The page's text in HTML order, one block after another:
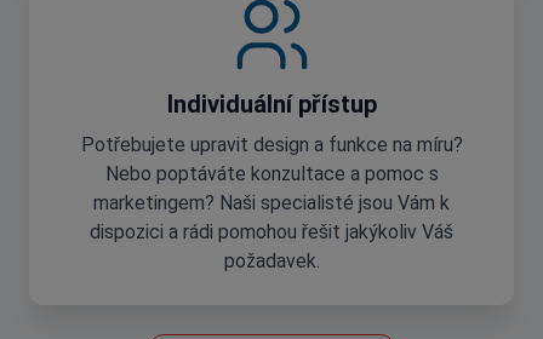
Individuální přístup
Potřebujete upravit design a funkce na míru?
Nebo poptáváte konzultace a pomoc s
marketingem? Naši specialisté jsou Vám k
dispozici a rádi pomohou řešit jakýkoliv Váš
požadavek.